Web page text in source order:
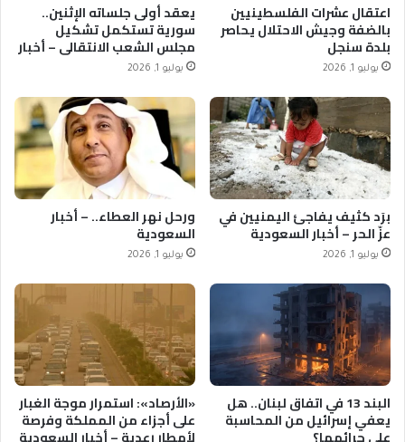
اعتقال عشرات الفلسطينيين
بالضفة وجيش الاحتلال يحاصر
بلدة سنجل
يوليو 1, 2026
يعقد أولى جلساته الإثنين..
سورية تستكمل تشكيل
مجلس الشعب الانتقالي – أخبار
السعودية
يوليو 1, 2026
برَد كثيف يفاجئ اليمنيين في
عزّ الحر – أخبار السعودية
يوليو 1, 2026
ورحل نهر العطاء.. – أخبار
السعودية
يوليو 1, 2026
البند 13 في اتفاق لبنان.. هل
يعفي إسرائيل من المحاسبة
على جرائمها؟
«الأرصاد»: استمرار موجة الغبار
على أجزاء من المملكة وفرصة
لأمطار رعدية – أخبار السعودية